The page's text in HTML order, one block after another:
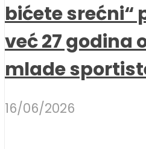
bićete srećni“
već 27 godina
mlade
16/06/2026